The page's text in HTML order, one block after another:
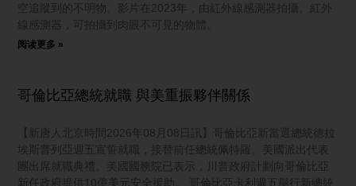
空追蹤到的不明物。影片在2023年，由紅外線感測器拍攝。紅外
線感測器，可拍攝到肉眼不可見的物體。
阅读更多 »
哥倫比亞總統就職 與美重振夥伴關係
【新唐人北京時間2026年08月08日訊】哥倫比亞新當選總統德拉
埃斯普列亞週五宣誓就職，接替前任總統佩特羅。美國派出代表
團出席就職典禮。美國國務院已表示，川普政府計劃向哥倫比亞
新任政府提供10億美元安全援助。 哥倫比亞卡利週五舉行新總統